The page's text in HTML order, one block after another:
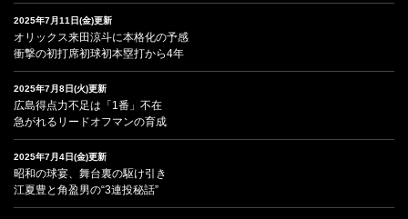
2025年7月11日(金)更新
オリックス来田涼斗に本格化の予感
衝撃の初打席初球初本塁打から4年
2025年7月8日(火)更新
広島得点力不足は「1番」不在
急がれるリードオフマンの育成
2025年7月4日(金)更新
昭和の球宴、舞台裏の駆け引き
江夏豊と角盈男の“3連投秘話”